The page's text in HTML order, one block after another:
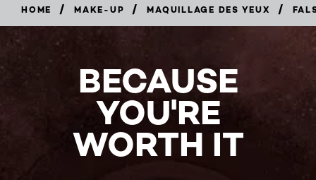
HOME / MAKE-UP / MAQUILLAGE DES YEUX /
BECAUSE
YOU'RE
WORTH IT